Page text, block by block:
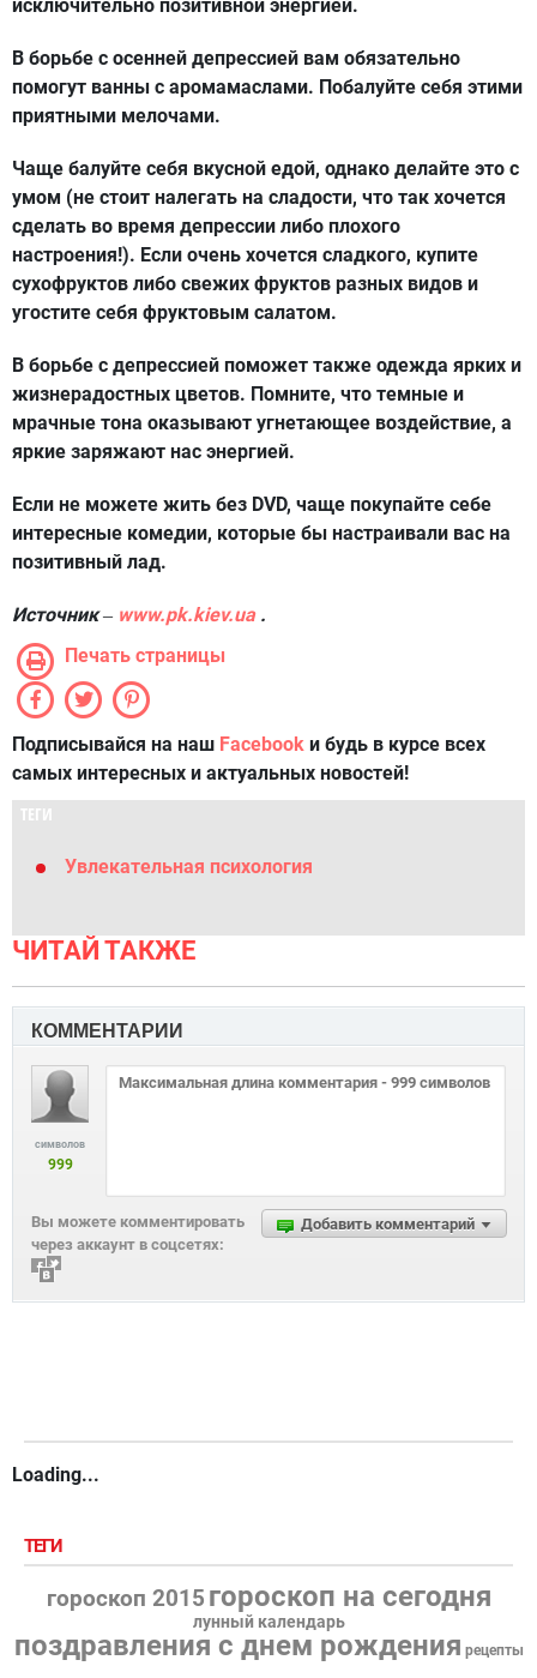
исключительно позитивной энергией.
В борьбе с осенней депрессией вам обязательно
помогут ванны с аромамаслами. Побалуйте себя этими
приятными мелочами.
Чаще балуйте себя вкусной едой, однако делайте это с
умом (не стоит налегать на сладости, что так хочется
сделать во время депрессии либо плохого
настроения!). Если очень хочется сладкого, купите
сухофруктов либо свежих фруктов разных видов и
угостите себя фруктовым салатом.
В борьбе с депрессией поможет также одежда ярких и
жизнерадостных цветов. Помните, что темные и
мрачные тона оказывают угнетающее воздействие, а
яркие заряжают нас энергией.
Если не можете жить без DVD, чаще покупайте себе
интересные комедии, которые бы настраивали вас на
позитивный лад.
Источник– www.pk.kiev.ua.
Печать страницы
Подписывайся на наш Facebook и будь в курсе всех
самых интересных и актуальных новостей!
ТЕГИ
Увлекательная психология
ЧИТАЙ ТАКЖЕ
КОММЕНТАРИИ
символов
999
Добавить комментарий
Вы можете комментировать
через аккаунт в соцсетях:
Loading...
ТЕГИ
гороскоп 2015 гороскоп на сегодня
лунный календарь
поздравления с днем рождения рецепты